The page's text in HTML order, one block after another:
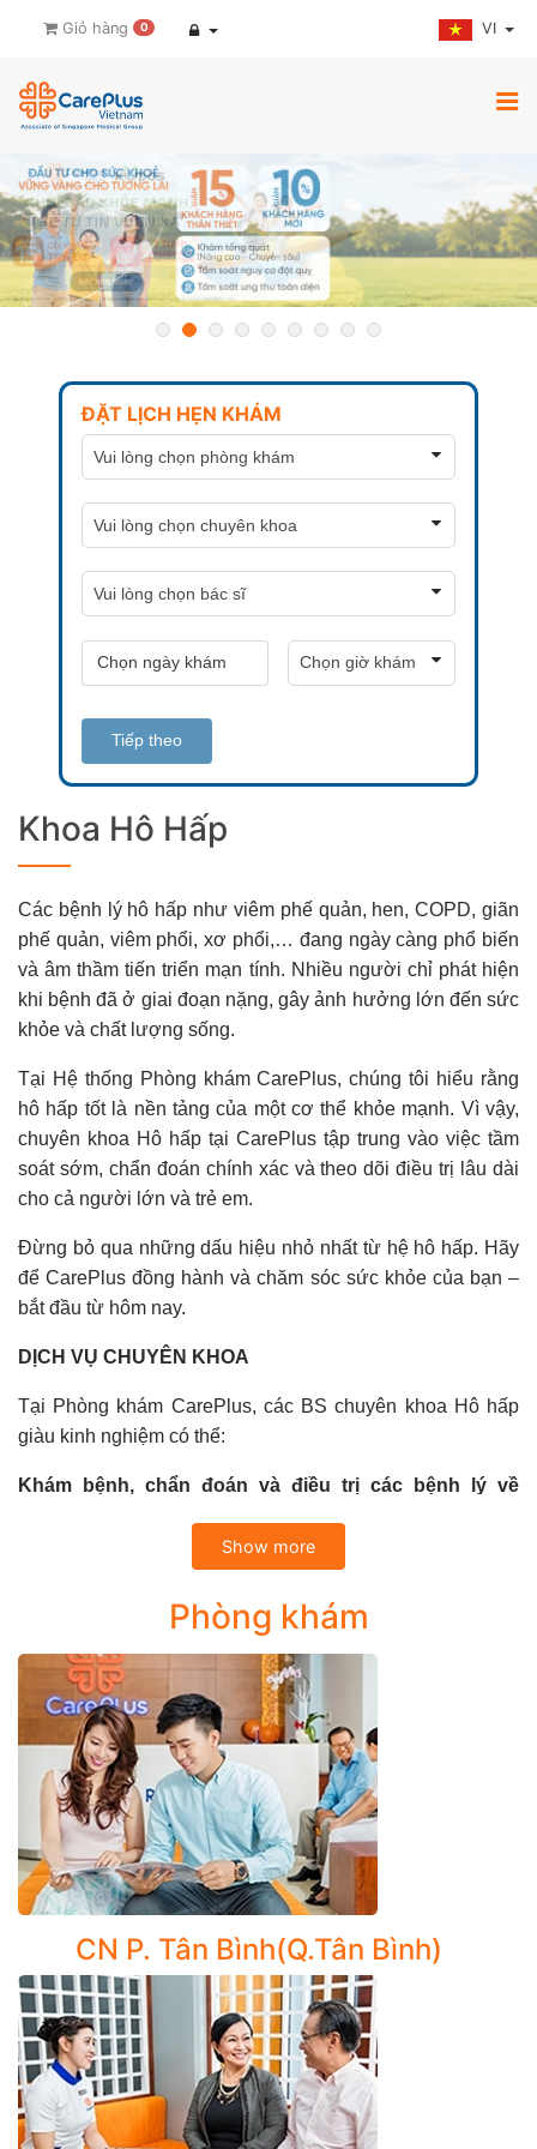
Giỏ hàng 0 VI
ĐẶT LỊCH HẸN KHÁM
Tiếp theo
Khoa Hô Hấp
Các bệnh lý hô hấp như viêm phế quản, hen, COPD, giãn
phế quản, viêm phổi, xơ phổi,… đang ngày càng phổ biến
và âm thầm tiến triển mạn tính. Nhiều người chỉ phát hiện
khi bệnh đã ở giai đoạn nặng, gây ảnh hưởng lớn đến sức
khỏe và chất lượng sống.
Tại Hệ thống Phòng khám CarePlus, chúng tôi hiểu rằng
hô hấp tốt là nền tảng của một cơ thể khỏe mạnh. Vì vậy,
chuyên khoa Hô hấp tại CarePlus tập trung vào việc tầm
soát sớm, chẩn đoán chính xác và theo dõi điều trị lâu dài
cho cả người lớn và trẻ em.
Đừng bỏ qua những dấu hiệu nhỏ nhất từ hệ hô hấp. Hãy
để CarePlus đồng hành và chăm sóc sức khỏe của bạn –
bắt đầu từ hôm nay.
DỊCH VỤ CHUYÊN KHOA
Tại Phòng khám CarePlus, các BS chuyên khoa Hô hấp
giàu kinh nghiệm có thể:
Khám bệnh, chẩn đoán và điều trị các bệnh lý về
Bệnh lý rối loạn thông khí: Hen phế quản, Dãn phế
quản, Ho mãn tính, Xơ nang
Nhiễm trùng đường hô hấp: Viêm hô hấp trên, viêm
phế quản (bao gồm viêm phế quản mãn tính)
Nhiễm asbesto (hay nhiễm amiăng hay nhiễm thạch
miên)
Khám, chẩn đoán chuyên sâu và điều trị các bệnh lý về
phổi như:
Viêm phổi (bao gồm các loại viêm phổi không do vi
khuẩn và những biến chứng), ápxe phổi, khí thủng
phổi
Bệnh phổi tắc nghẽn mạn tính (COPD)
Chẩn đoán lao phổi, u phổi và các bệnh lý màng
phổi: tràn dịch màng phổi, tràn khí màng phổi, lao
Show more
Phòng khám
CN P. Tân Bình(Q.Tân Bình)